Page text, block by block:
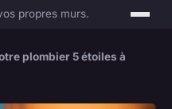
propres murs.
plombier 5 étoiles à